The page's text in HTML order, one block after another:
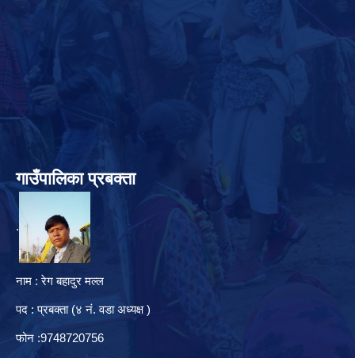
गाउँपालिका प्रबक्ता
.
नाम : रेग बहादुर मल्ल
पद : प्रबक्ता (४ नं. वडा अध्यक्ष )
फोन :9748720756